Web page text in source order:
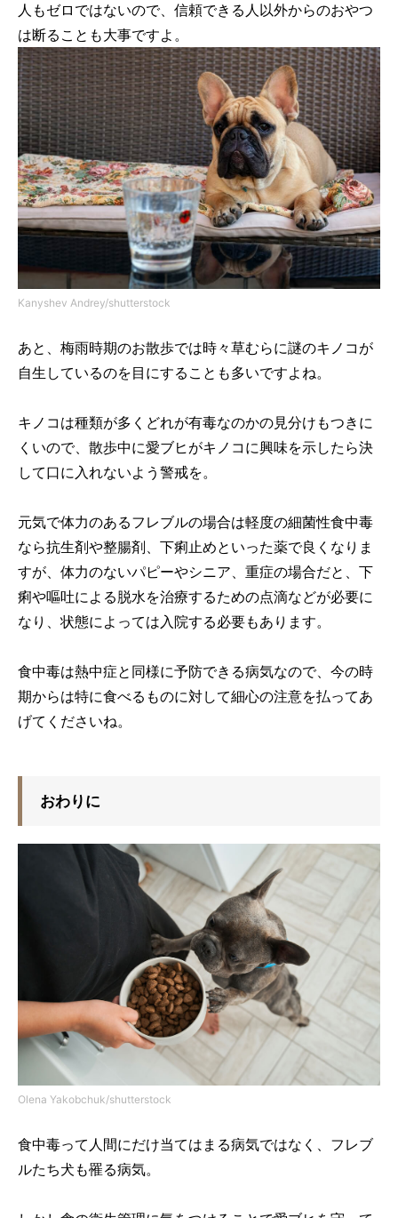
人もゼロではないので、信頼できる人以外からのおやつ
は断ることも大事ですよ。
Kanyshev Andrey/shutterstock
あと、梅雨時期のお散歩では時々草むらに謎のキノコが
自生しているのを目にすることも多いですよね。
キノコは種類が多くどれが有毒なのかの見分けもつきに
くいので、散歩中に愛ブヒがキノコに興味を示したら決
して口に入れないよう警戒を。
元気で体力のあるフレブルの場合は軽度の細菌性食中毒
なら抗生剤や整腸剤、下痢止めといった薬で良くなりま
すが、体力のないパピーやシニア、重症の場合だと、下
痢や嘔吐による脱水を治療するための点滴などが必要に
なり、状態によっては入院する必要もあります。
食中毒は熱中症と同様に予防できる病気なので、今の時
期からは特に食べるものに対して細心の注意を払ってあ
げてくださいね。
おわりに
Olena Yakobchuk/shutterstock
食中毒って人間にだけ当てはまる病気ではなく、フレブ
ルたち犬も罹る病気。